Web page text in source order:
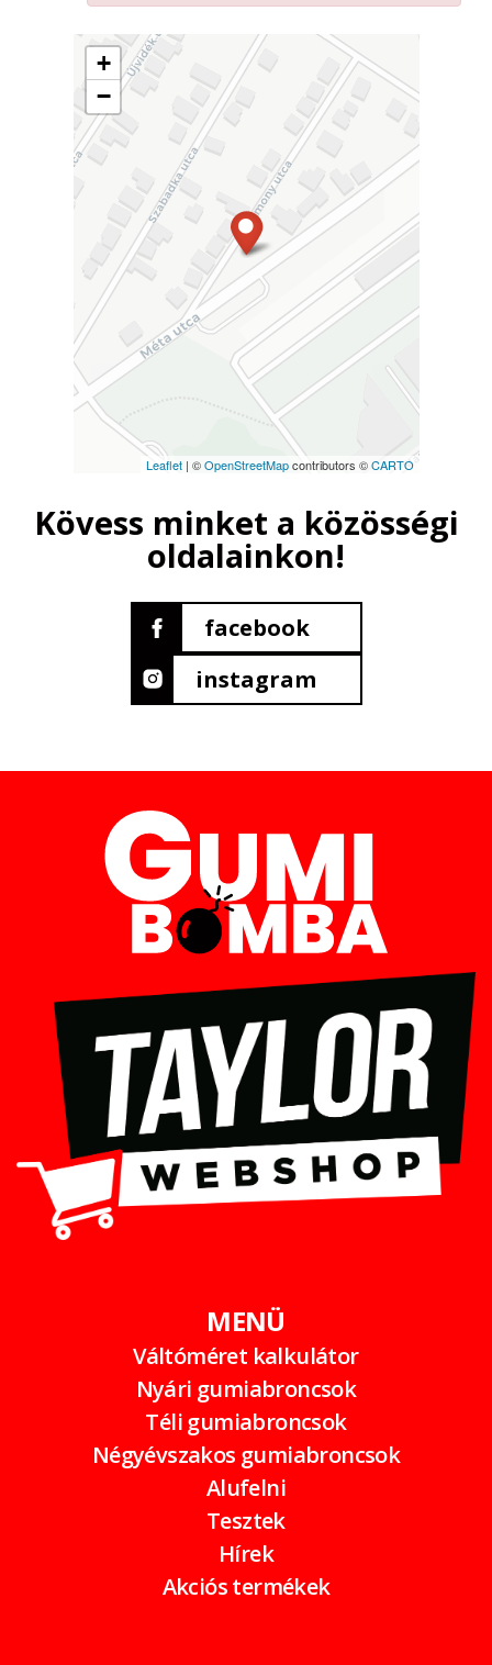
+
−
Leaflet| ©OpenStreetMapcontributors ©CARTO
Kövess minket a közösségi
oldalainkon!
facebook
instagram
MENÜ
Váltóméret kalkulátor
Nyári gumiabroncsok
Téli gumiabroncsok
Négyévszakos gumiabroncsok
Alufelni
Tesztek
Hírek
Akciós termékek